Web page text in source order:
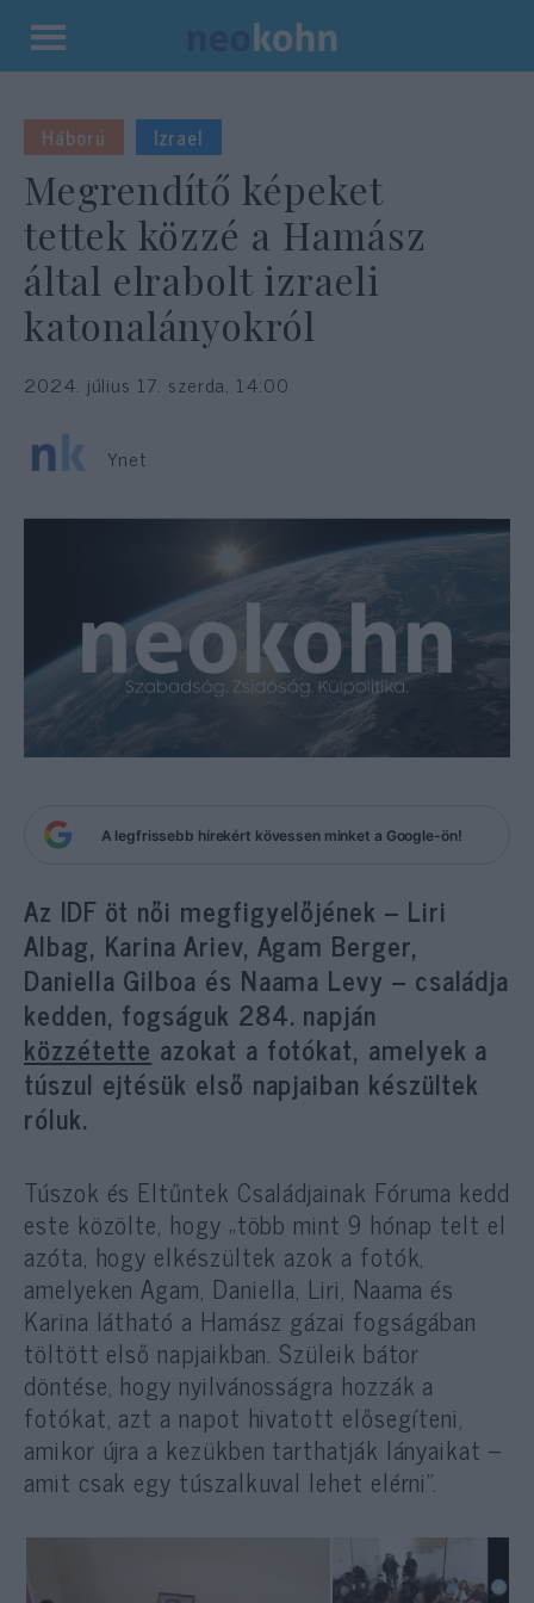
Kilépés
tartalomba
Háború Izrael
Megrendítő képeket
tettek közzé a Hamász
által elrabolt izraeli
katonalányokról
2024. július 17. szerda, 14:00
Ynet
A legfrissebb hírekért kövessen minket a Google-ön!
Az IDF öt női megfigyelőjének – Liri
Albag, Karina Ariev, Agam Berger,
Daniella Gilboa és Naama Levy – családja
kedden, fogságuk 284. napján
közzétette azokat a fotókat, amelyek a
túszul ejtésük első napjaiban készültek
róluk.
Túszok és Eltűntek Családjainak Fóruma kedd
este közölte, hogy „több mint 9 hónap telt el
azóta, hogy elkészültek azok a fotók,
amelyeken Agam, Daniella, Liri, Naama és
Karina látható a Hamász gázai fogságában
töltött első napjaikban. Szüleik bátor
döntése, hogy nyilvánosságra hozzák a
fotókat, azt a napot hivatott elősegíteni,
amikor újra a kezükben tarthatják lányaikat –
amit csak egy túszalkuval lehet elérni”.